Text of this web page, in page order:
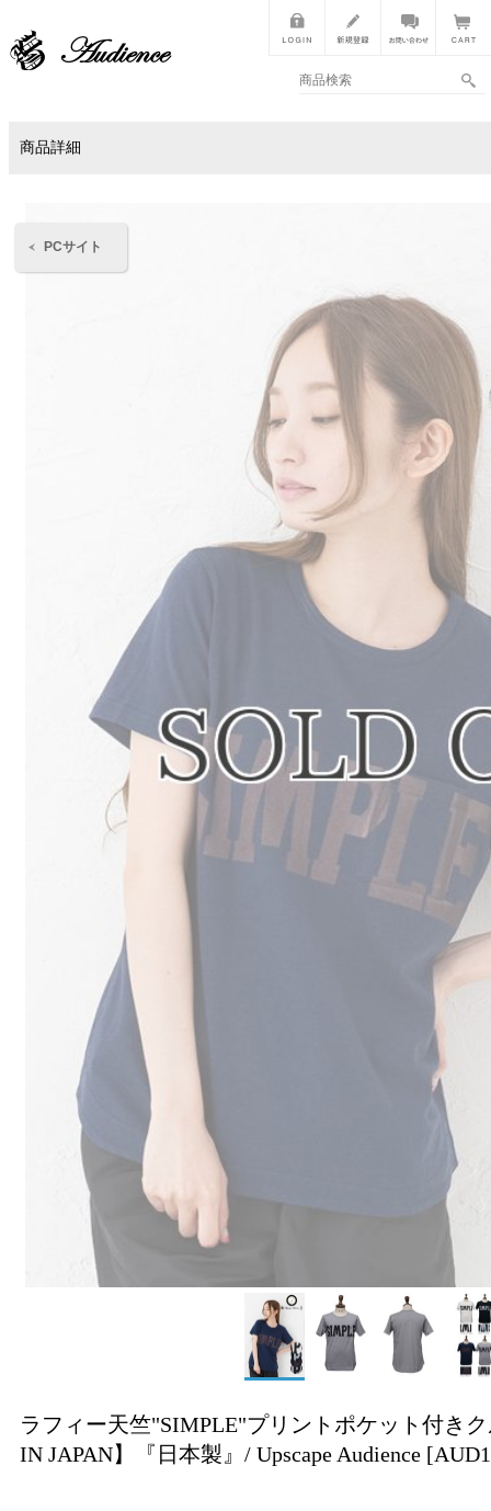
PCサイト
商品詳細
ラフィー天竺"SIMPLE"プリントポケット付き
IN JAPAN】『日本製』/ Upscape Audience